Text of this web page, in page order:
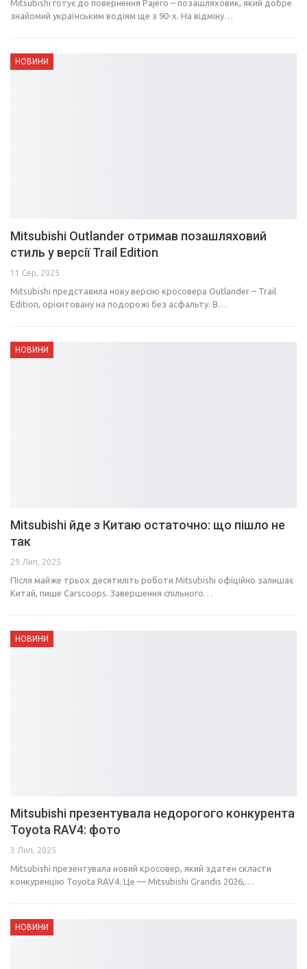
Mitsubishi готує до повернення Pajero – позашляховик, який добре
знайомий українським водіям ще з 90-х. На відміну…
НОВИНИ
Mitsubishi Outlander отримав позашляховий
стиль у версії Trail Edition
11 Сер, 2025
Mitsubishi представила нову версію кросовера Outlander – Trail
Edition, орієнтовану на подорожі без асфальту. В…
НОВИНИ
Mitsubishi йде з Китаю остаточно: що пішло не
так
29 Лип, 2025
Після майже трьох десятиліть роботи Mitsubishi офіційно залишає
Китай, пише Carscoops. Завершення спільного…
НОВИНИ
Mitsubishi презентувала недорогого конкурента
Toyota RAV4: фото
3 Лип, 2025
Mitsubishi презентувала новий кросовер, який здатен скласти
конкуренцію Toyota RAV4. Це — Mitsubishi Grandis 2026,…
НОВИНИ